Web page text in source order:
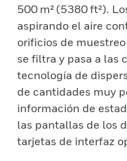
500 m² (5380 ft²).
aspirando el aire
orificios de
se filtra y pasa a las
tecnología de
de cantidades muy
información de
las pantallas de los
tarjetas de interfaz